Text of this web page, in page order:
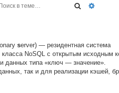
Поиск
server) — резидентная система
NoSQL с открытым исходным
данных типа «ключ — значение».
так и для реализации кэшей,